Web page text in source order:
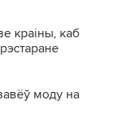
краіны, каб
моду на